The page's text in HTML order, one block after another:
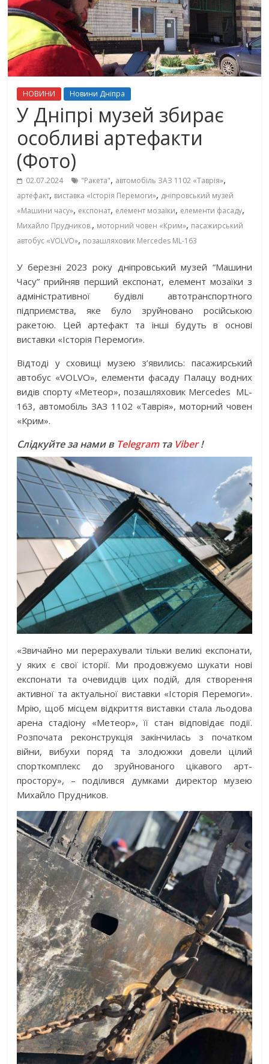
НОВИНИ Новини Дніпра
У Дніпрі музей збирає
особливі артефакти
(Фото)
02.07.2024 "Ракета", автомобіль ЗАЗ 1102 «Таврія»,
артефакт, виставка «Історія Перемоги», дніпровський музей
«Машини часу», експонат, елемент мозаїки, елементи фасаду,
Михайло Прудников., моторний човен «Крим», пасажирський
автобус «VOLVO», позашляховик Mercedes ML-163
У березні 2023 року дніпровський музей “Машини
Часу” прийняв перший експонат, елемент мозаїки з
адміністративної будівлі автотранспортного
підприємства, яке було зруйновано російською
ракетою. Цей артефакт та інші будуть в основі
виставки «Історія Перемоги».
Відтоді у сховищі музею з’явились: пасажирський
автобус «VOLVO», елементи фасаду Палацу водних
видів спорту «Метеор», позашляховик Mercedes ML-
163, автомобіль ЗАЗ 1102 «Таврія», моторний човен
«Крим».
Слідкуйте за нами в Telegramта Viber!
«Звичайно ми перерахували тільки великі експонати,
у яких є свої історії. Ми продовжуємо шукати нові
експонати та очевидців цих подій, для створення
активної та актуальної виставки «Історія Перемоги».
Мрію, щоб місцем відкриття виставки стала льодова
арена стадіону «Метеор», її стан відповідає події.
Розпочата реконструкція закінчилась з початком
війни, вибухи поряд та злодюжки довели цілий
спорткомплекс до зруйнованого цікавого арт-
простору», – поділився думками директор музею
Михайло Прудников.